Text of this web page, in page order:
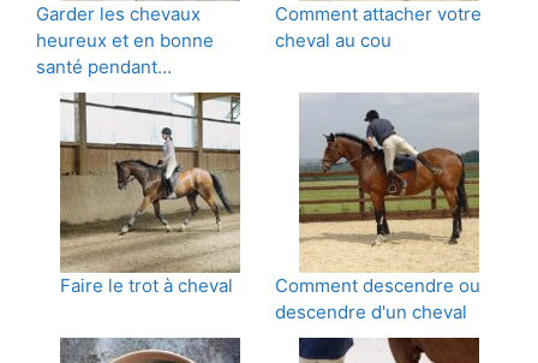
Garder les chevaux
heureux et en bonne
santé pendant…
Comment attacher votre
cheval au cou
Faire le trot à cheval
Comment descendre ou
descendre d'un cheval